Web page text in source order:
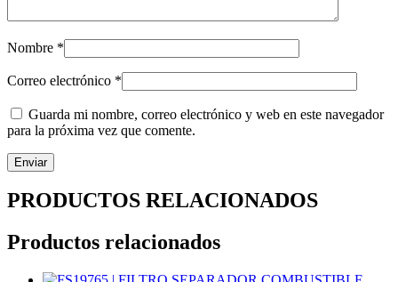
Nombre *
Correo electrónico *
Guarda mi nombre, correo electrónico y web en este navegador
para la próxima vez que comente.
PRODUCTOS RELACIONADOS
Productos relacionados